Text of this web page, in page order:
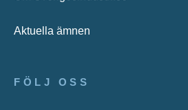
Aktuella ämnen
FÖLJ OSS